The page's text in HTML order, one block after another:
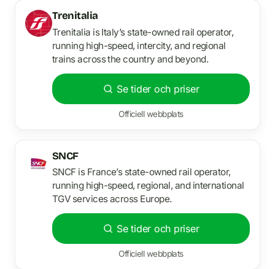
Trenitalia
Trenitalia is Italy’s state-owned rail operator,
running high-speed, intercity, and regional
trains across the country and beyond.
Se tider och priser
Officiell webbplats
SNCF
SNCF is France’s state-owned rail operator,
running high-speed, regional, and international
TGV services across Europe.
Se tider och priser
Officiell webbplats